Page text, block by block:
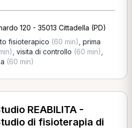
120 - 35013 Cittadella (PD)
fisioterapico (60 min) prima
visita di controllo (60 min)
(60 min)
REABILITA -
di fisioterapia di